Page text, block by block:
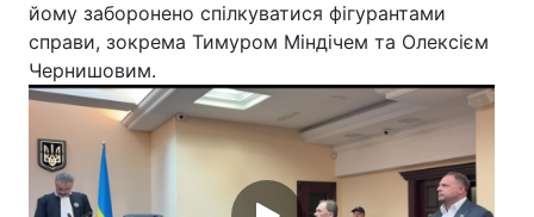
Техно і зв'язок Лайт
Зброя
Здоров'я Туризм
Цікавинки Погода
йому заборонено спілкуватися фігурантами
справи, зокрема Тимуром Міндічем та Олексієм
Чернишовим.